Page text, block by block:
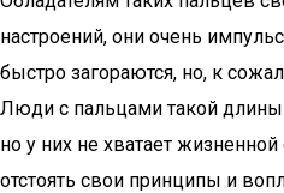
настроений, они очень
быстро загораются, но, к
Люди с пальцами такой
но у них не хватает
отстоять свои принципы и